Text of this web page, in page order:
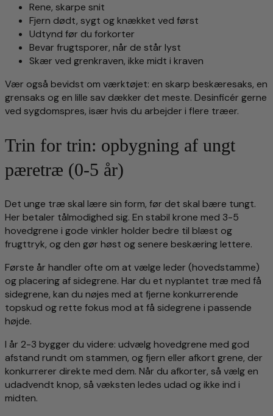
Rene, skarpe snit
Fjern dødt, sygt og knækket ved først
Udtynd før du forkorter
Bevar frugtsporer, når de står lyst
Skær ved grenkraven, ikke midt i kraven
Vær også bevidst om værktøjet: en skarp beskæresaks, en
grensaks og en lille sav dækker det meste. Desinficér gerne
ved sygdomspres, især hvis du arbejder i flere træer.
Trin for trin: opbygning af ungt
pæretræ (0-5 år)
Det unge træ skal lære sin form, før det skal bære tungt.
Her betaler tålmodighed sig. En stabil krone med 3-5
hovedgrene i gode vinkler holder bedre til blæst og
frugttryk, og den gør høst og senere beskæring lettere.
Første år handler ofte om at vælge leder (hovedstamme)
og placering af sidegrene. Har du et nyplantet træ med få
sidegrene, kan du nøjes med at fjerne konkurrerende
topskud og rette fokus mod at få sidegrene i passende
højde.
I år 2-3 bygger du videre: udvælg hovedgrene med god
afstand rundt om stammen, og fjern eller afkort grene, der
konkurrerer direkte med dem. Når du afkorter, så vælg en
udadvendt knop, så væksten ledes udad og ikke ind i
midten.